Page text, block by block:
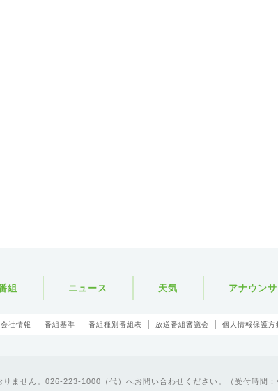
組 ニュース 天気 アナウン
会社情報 番組基準 番組種別番組表 放送番組審議会 個人情報保護方
ません。026-223-1000（代）へお問い合わせください。（受付時間